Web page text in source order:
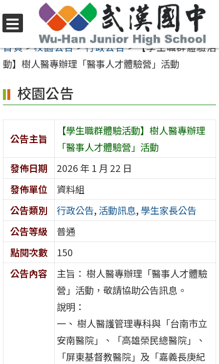
至
要
容
區
選
單
首頁>校園公告>行政公告>【學生職群體驗活
動】樹人醫專辦理「醫事人才體驗營」活動
校園公告
公告主旨
【學生職群體驗活動】樹人醫專辦理
「醫事人才體驗營」活動
發佈日期
2026 年 1 月 22 日
發佈單位
資料組
公告類別
行政公告, 活動訊息, 學生家長公告
公告等級
普通
點閱次數
150
公告內容
主旨： 樹人醫專辦理「醫事人才體驗
營」活動，敬請協助公告訊息。
說明：
一、 樹人醫護管理專科與「台南市立
安南醫院」、「高雄榮民總醫院」、
「屏東基督教醫院」及「嘉義長庚紀